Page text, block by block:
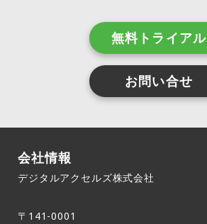
無料トライアル
お問い合せ
会社情報
デジタルアクセルズ株式会社
〒141-0001